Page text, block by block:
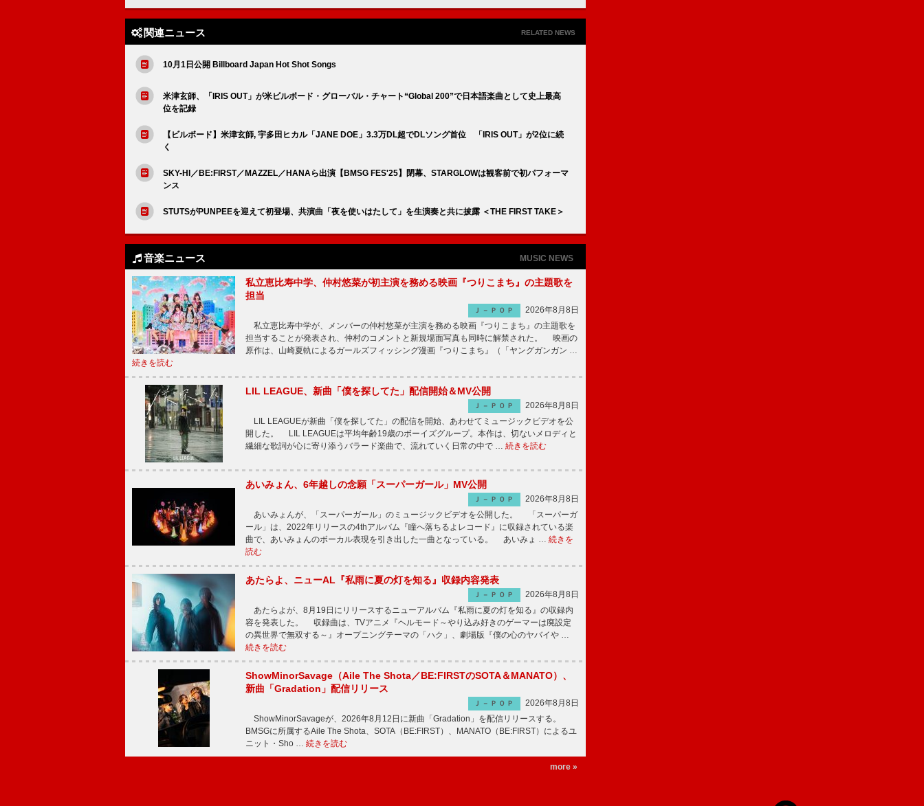
関連ニュース RELATED NEWS
10月1日公開 Billboard Japan Hot Shot Songs
米津玄師、「IRIS OUT」が米ビルボード・グローバル・チャート“Global 200”で日本語楽曲として史上最高
位を記録
【ビルボード】米津玄師, 宇多田ヒカル「JANE DOE」3.3万DL超でDLソング首位 「IRIS OUT」が2位に続
く
SKY-HI／BE:FIRST／MAZZEL／HANAら出演【BMSG FES'25】閉幕、STARGLOWは観客前で初パフォーマ
ンス
STUTSがPUNPEEを迎えて初登場、共演曲「夜を使いはたして」を生演奏と共に披露 ＜THE FIRST TAKE＞
音楽ニュース MUSIC NEWS
私立恵比寿中学、仲村悠菜が初主演を務める映画『つりこまち』の主題歌を
担当
Ｊ－ＰＯＰ
2026年8月8日
私立恵比寿中学が、メンバーの仲村悠菜が主演を務める映画『つりこまち』の主題歌を
担当することが発表され、仲村のコメントと新規場面写真も同時に解禁された。 映画の
原作は、山崎夏軌によるガールズフィッシング漫画『つりこまち』（「ヤングガンガン …
続きを読む
LIL LEAGUE、新曲「僕を探してた」配信開始＆MV公開
Ｊ－ＰＯＰ
2026年8月8日
LIL LEAGUEが新曲「僕を探してた」の配信を開始、あわせてミュージックビデオを公
開した。 LIL LEAGUEは平均年齢19歳のボーイズグループ。本作は、切ないメロディと
繊細な歌詞が心に寄り添うバラード楽曲で、流れていく日常の中で … 続きを読む
あいみょん、6年越しの念願「スーパーガール」MV公開
Ｊ－ＰＯＰ
2026年8月8日
あいみょんが、「スーパーガール」のミュージックビデオを公開した。 「スーパーガ
ール」は、2022年リリースの4thアルバム『瞳へ落ちるよレコード』に収録されている楽
曲で、あいみょんのボーカル表現を引き出した一曲となっている。 あいみょ … 続きを
読む
あたらよ、ニューAL『私雨に夏の灯を知る』収録内容発表
Ｊ－ＰＯＰ
2026年8月8日
あたらよが、8月19日にリリースするニューアルバム『私雨に夏の灯を知る』の収録内
容を発表した。 収録曲は、TVアニメ『ヘルモード～やり込み好きのゲーマーは廃設定
の異世界で無双する～』オープニングテーマの「ハク」、劇場版『僕の心のヤバイや …
続きを読む
ShowMinorSavage（Aile The Shota／BE:FIRSTのSOTA＆MANATO）、
新曲「Gradation」配信リリース
Ｊ－ＰＯＰ
2026年8月8日
ShowMinorSavageが、2026年8月12日に新曲「Gradation」を配信リリースする。
BMSGに所属するAile The Shota、SOTA（BE:FIRST）、MANATO（BE:FIRST）によるユ
ニット・Sho … 続きを読む
more »